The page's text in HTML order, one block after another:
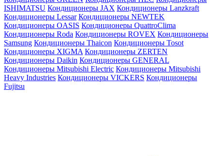
ISHIMATSU Кондиционеры JAX Кондиционеры Lanzkraft
Кондиционеры Lessar Кондиционеры NEWTEK
Кондиционеры OASIS Кондиционеры QuattroClima
Кондиционеры Roda Кондиционеры ROVEX Кондиционеры
Samsung Кондиционеры Thaicon Кондиционеры Tosot
Кондиционеры XIGMA Кондиционеры ZERTEN
Кондиционеры Daikin Кондиционеры GENERAL
Кондиционеры Mitsubishi Electric Кондиционеры Mitsubishi
Heavy Industries Кондиционеры VICKERS Кондиционеры
Fujitsu